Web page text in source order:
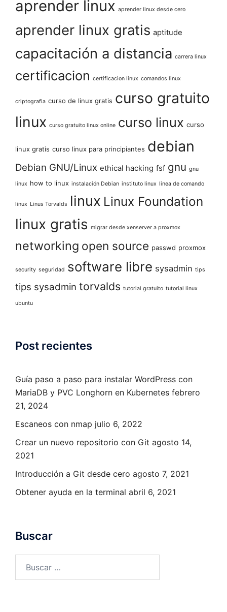
aprender linux aprender linux desde cero
aprender linux gratis aptitude
capacitación a distancia carrera linux
certificacion certificacion linux comandos linux
criptografia curso de linux gratis curso gratuito
linux curso gratuito linux online curso linux curso
linux gratis curso linux para principiantes debian
Debian GNU/Linux ethical hacking fsf gnu gnu
linux how to linux instalación Debian instituto linux linea de comando
linux Linus Torvalds linux Linux Foundation
linux gratis migrar desde xenserver a proxmox
networking open source passwd proxmox
security seguridad software libre sysadmin tips
tips sysadmin torvalds tutorial gratuito tutorial linux
ubuntu
Post recientes
Guía paso a paso para instalar WordPress con
MariaDB y PVC Longhorn en Kubernetes febrero
21, 2024
Escaneos con nmap julio 6, 2022
Crear un nuevo repositorio con Git agosto 14,
2021
Introducción a Git desde cero agosto 7, 2021
Obtener ayuda en la terminal abril 6, 2021
Buscar